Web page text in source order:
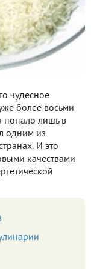
чудесное
более восьми
попало лишь в
одним из
И это
качествами